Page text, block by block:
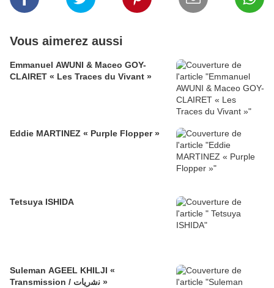
Vous aimerez aussi
Emmanuel AWUNI & Maceo GOY-
CLAIRET « Les Traces du Vivant »
Eddie MARTINEZ « Purple Flopper »
Tetsuya ISHIDA
Suleman AGEEL KHILJI «
Transmission / ﻧﺷرﯾﺎت »